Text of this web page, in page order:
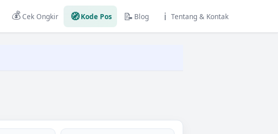
💰 Cek Ongkir 🧭Kode Pos 📝 Blog ℹ️ Tentang & Kontak